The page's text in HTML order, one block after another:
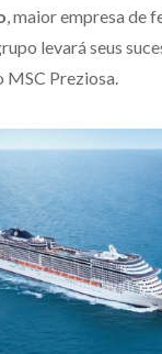
, maior empresa de
levará seus
Preziosa.